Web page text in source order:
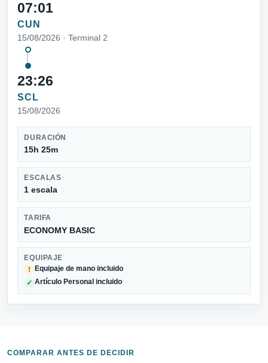
07:01
CUN
15/08/2026 · Terminal 2
23:26
SCL
15/08/2026
DURACIÓN
15h 25m
ESCALAS
1 escala
TARIFA
ECONOMY BASIC
EQUIPAJE
!
Equipaje de mano incluido
✓ Artículo Personal incluido
COMPARAR ANTES DE DECIDIR